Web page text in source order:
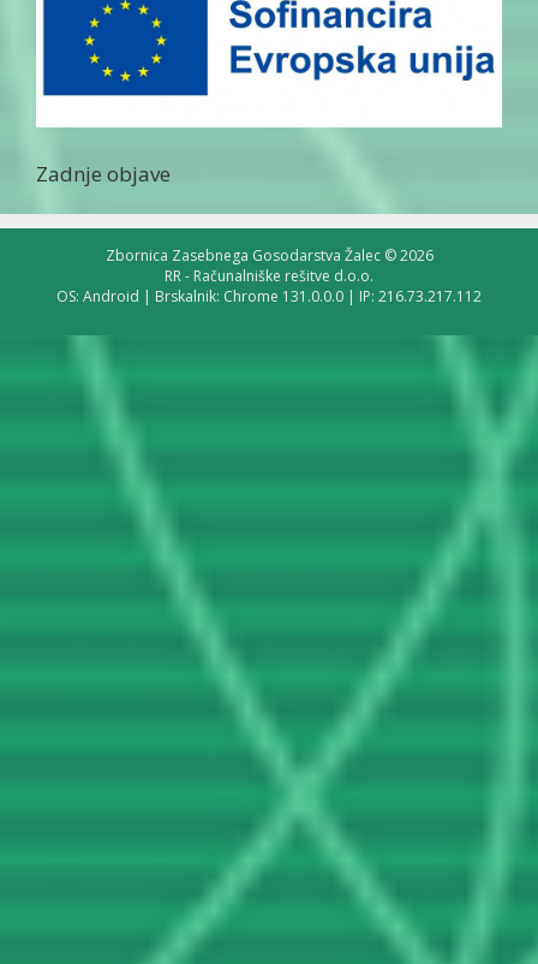
Zadnje objave
Zbornica Zasebnega Gosodarstva Žalec © 2026
RR - Računalniške rešitve d.o.o.
OS: Android | Brskalnik: Chrome 131.0.0.0 | IP: 216.73.217.112